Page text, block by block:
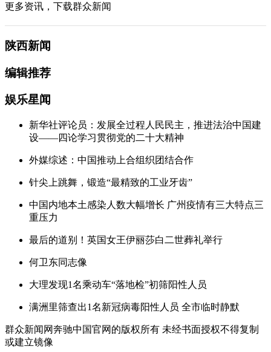
更多资讯，下载群众新闻
陕西新闻
编辑推荐
娱乐星闻
新华社评论员：发展全过程人民民主，推进法治中国建
设——四论学习贯彻党的二十大精神
外媒综述：中国推动上合组织团结合作
针尖上跳舞，锻造“最精致的工业牙齿”
中国内地本土感染人数大幅增长 广州疫情有三大特点三
重压力
最后的道别！英国女王伊丽莎白二世葬礼举行
何卫东同志像
大理发现1名乘动车“落地检”初筛阳性人员
满洲里筛查出1名新冠病毒阳性人员 全市临时静默
群众新闻网奔驰中国官网的版权所有 未经书面授权不得复制
或建立镜像